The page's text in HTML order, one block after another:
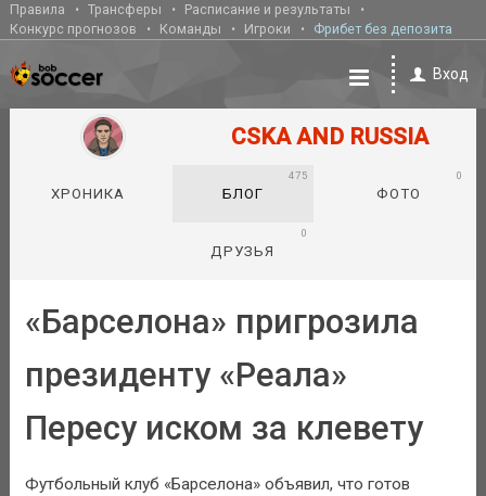
Правила Трансферы
Расписание и результаты
Конкурс прогнозов
Команды Игроки Фрибет без депозита
Вход
CSKA AND RUSSIA
ХРОНИКА БЛОГ
475
ФОТО
0
ДРУЗЬЯ
0
«Барселона» пригрозила
президенту «Реала»
Пересу иском за клевету
Футбольный клуб «Барселона» объявил, что готов